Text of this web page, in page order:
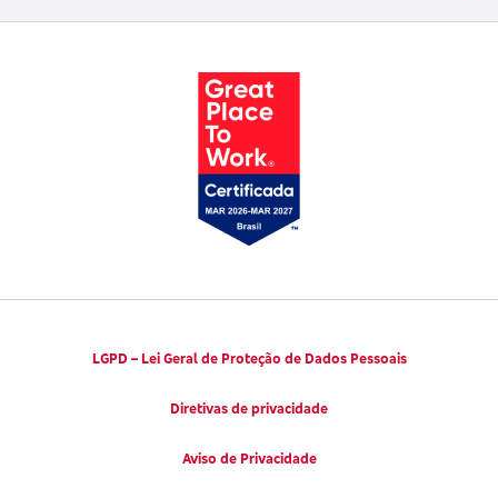
Trabalhe conosco
Códigos de Conduta Ética
LGPD – Lei Geral de Proteção de Dados Pessoais
Diretivas de privacidade
Aviso de Privacidade